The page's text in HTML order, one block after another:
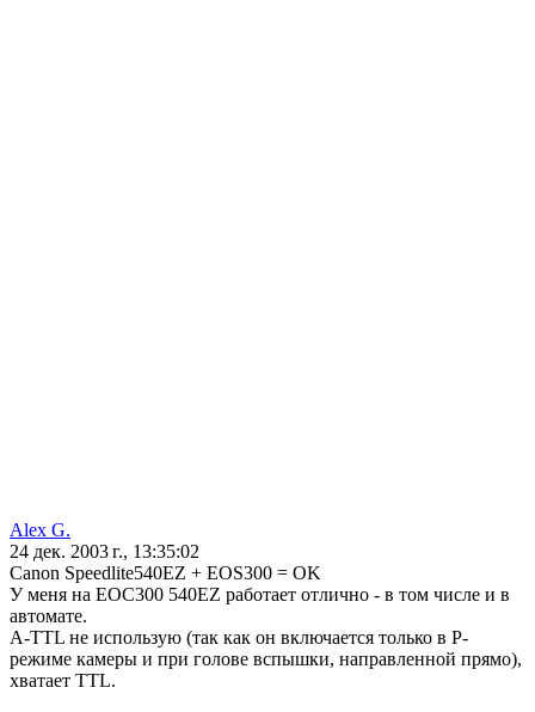
Alex G.
24 дек. 2003 г., 13:35:02
Canon Speedlite540EZ + EOS300 = OK
У меня на ЕОС300 540EZ работает отлично - в том числе и в
автомате.
A-TTL не использую (так как он включается только в P-
режиме камеры и при голове вспышки, направленной прямо),
хватает TTL.